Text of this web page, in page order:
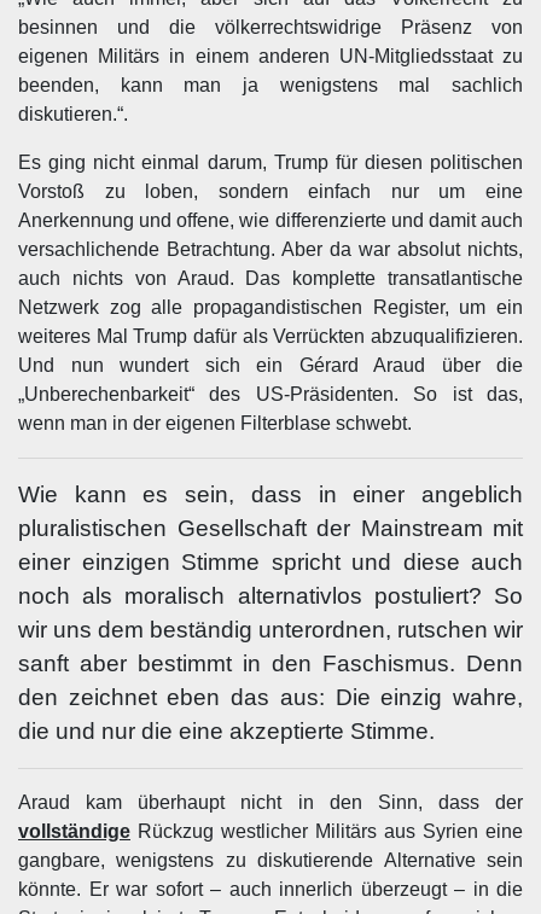
besinnen und die völkerrechtswidrige Präsenz von
eigenen Militärs in einem anderen UN-Mitgliedsstaat zu
beenden, kann man ja wenigstens mal sachlich
diskutieren.“.
Es ging nicht einmal darum, Trump für diesen politischen
Vorstoß zu loben, sondern einfach nur um eine
Anerkennung und offene, wie differenzierte und damit auch
versachlichende Betrachtung. Aber da war absolut nichts,
auch nichts von Araud. Das komplette transatlantische
Netzwerk zog alle propagandistischen Register, um ein
weiteres Mal Trump dafür als Verrückten abzuqualifizieren.
Und nun wundert sich ein Gérard Araud über die
„Unberechenbarkeit“ des US-Präsidenten. So ist das,
wenn man in der eigenen Filterblase schwebt.
Wie kann es sein, dass in einer angeblich
pluralistischen Gesellschaft der Mainstream mit
einer einzigen Stimme spricht und diese auch
noch als moralisch alternativlos postuliert? So
wir uns dem beständig unterordnen, rutschen wir
sanft aber bestimmt in den Faschismus. Denn
den zeichnet eben das aus: Die einzig wahre,
die und nur die eine akzeptierte Stimme.
Araud kam überhaupt nicht in den Sinn, dass der
vollständige Rückzug westlicher Militärs aus Syrien eine
gangbare, wenigstens zu diskutierende Alternative sein
könnte. Er war sofort – auch innerlich überzeugt – in die